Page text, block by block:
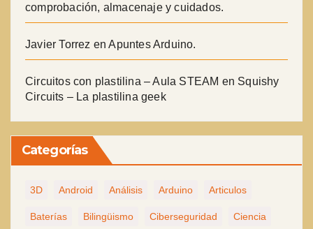
comprobación, almacenaje y cuidados.
Javier Torrez enApuntes Arduino.
Circuitos con plastilina – Aula STEAM en Squishy
Circuits – La plastilina geek
Categorías
3D Android Análisis Arduino Articulos
Baterías Bilingüismo Ciberseguridad Ciencia